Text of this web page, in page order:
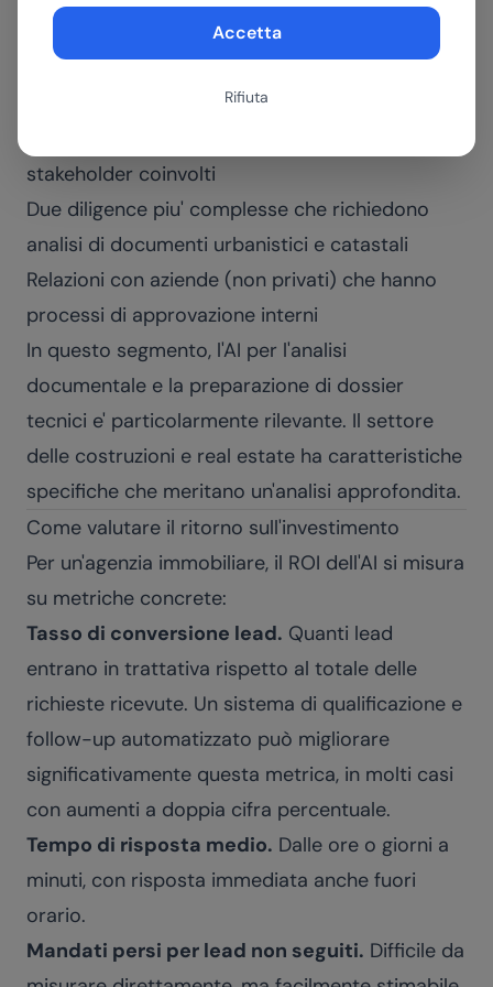
Accetta
Rifiuta
(capannoni, uffici, locali commerciali), le
dinamiche sono diverse ma il potenziale AI e'
stakeholder coinvolti
Due diligence piu' complesse che richiedono
analisi di documenti urbanistici e catastali
Relazioni con aziende (non privati) che hanno
processi di approvazione interni
In questo segmento, l'AI per l'analisi
documentale e la preparazione di dossier
tecnici e' particolarmente rilevante. Il settore
delle costruzioni e real estate ha caratteristiche
specifiche che meritano un'analisi approfondita.
Come valutare il ritorno sull'investimento
Per un'agenzia immobiliare, il ROI dell'AI si misura
su metriche concrete:
Tasso di conversione lead. Quanti lead
entrano in trattativa rispetto al totale delle
richieste ricevute. Un sistema di qualificazione e
follow-up automatizzato può migliorare
significativamente questa metrica, in molti casi
con aumenti a doppia cifra percentuale.
Tempo di risposta medio. Dalle ore o giorni a
minuti, con risposta immediata anche fuori
orario.
Mandati persi per lead non seguiti. Difficile da